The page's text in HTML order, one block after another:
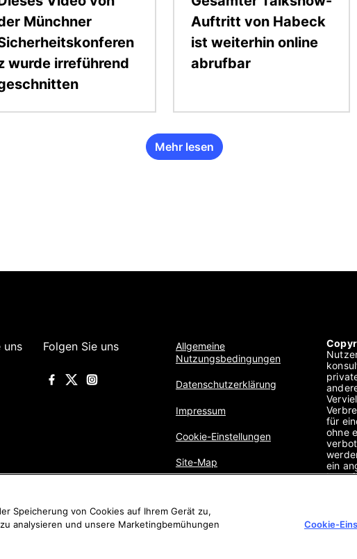
Münchner
wurde irreführend
Auftritt von Habeck
ist weiterhin online
abrufbar
Mehr lesen
uns Folgen Sie uns
Allgemeine
Nutzungsbedingungen
Datenschutzerklärung
Impressum
Cookie-Einstellungen
Site-Map
für
ohne
ein
sie.
Speicherung von Cookies auf Ihrem Gerät zu,
analysieren und unsere Marketingbemühungen
Cookie-